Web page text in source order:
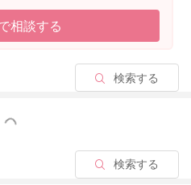
相談する
検索する
見る
検索する